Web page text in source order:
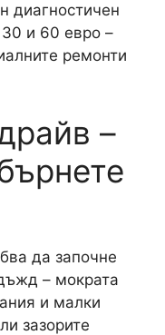
диагностичен
и 60 евро –
ремонти
–
да започне
– мократа
и малки
зазорите